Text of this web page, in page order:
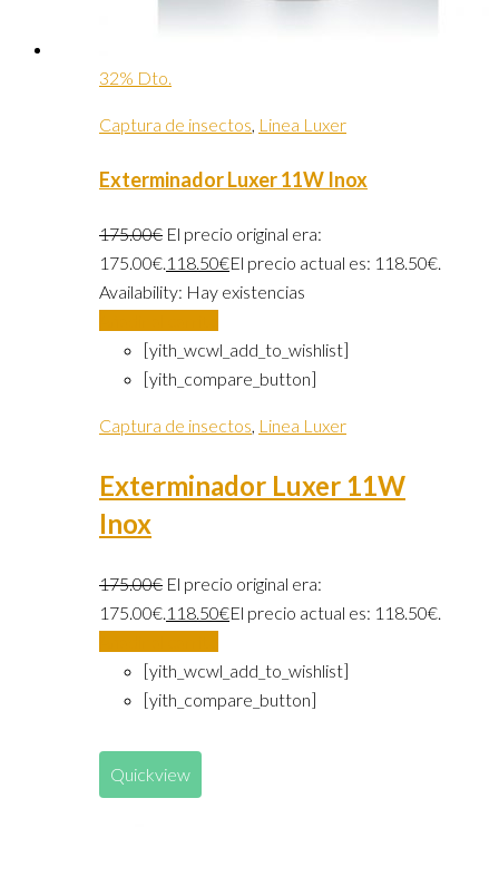
32% Dto.
Captura de insectos Linea Luxer
Exterminador Luxer 11W Inox
175.00€ El precio original era:
175.00€.118.50€El precio actual es: 118.50€.
Availability: Hay existencias
[yith_wcwl_add_to_wishlist]
[yith_compare_button]
Captura de insectos, Linea Luxer
Exterminador Luxer 11W
Inox
175.00€ El precio original era:
175.00€.118.50€El precio actual es: 118.50€.
[yith_wcwl_add_to_wishlist]
[yith_compare_button]
Quickview